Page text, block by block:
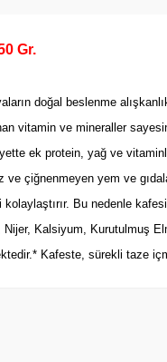
Gr.
doğal beslenme
vitamin ve mineraller
ek protein, yağ ve
ve çiğnenmeyen yem ve
kolaylaştırır. Bu nedenle
Kalsiyum, Kurutulmuş
Kafeste, sürekli taze